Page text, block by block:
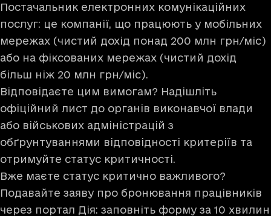
Постачальник електронних комунікаційних
послуг: це компанії, що працюють у мобільних
мережах (чистий дохід понад 200 млн грн/міс)
або на фіксованих мережах (чистий дохід
більш ніж 20 млн грн/міс).
Відповідаєте цим вимогам? Надішліть
офіційний лист до органів виконавчої влади
або військових адміністрацій з
обґрунтуваннями відповідності критеріїв та
отримуйте статус критичності.
Вже маєте статус критично важливого?
Подавайте заяву про бронювання працівників
через портал Дія: заповніть форму за 10 хвилин